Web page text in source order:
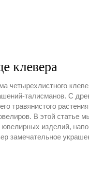
клевера
четырехлистного
талисманов. С
травянистого
В этой статье
ювелирных изделий,
замечательное